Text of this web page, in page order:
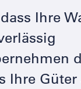
Ihre
Ihre Güter